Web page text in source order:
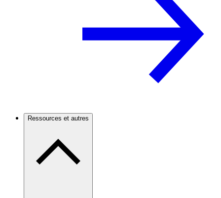
Ressources et autres